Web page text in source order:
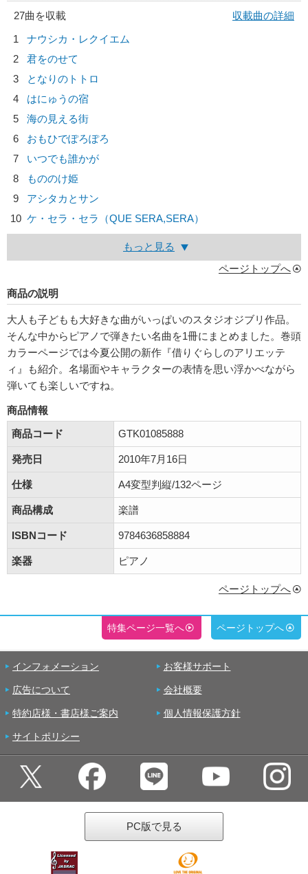
27曲を収載
収載曲の詳細
1
ナウシカ・レクイエム
2
君をのせて
3
となりのトトロ
4
はにゅうの宿
5
海の見える街
6
おもひでぽろぽろ
7
いつでも誰かが
8
もののけ姫
9
アシタカとサン
10 ケ・セラ・セラ（QUE SERA,SERA）
もっと見る
ページトップへ
商品の説明
大人も子どもも大好きな曲がいっぱいのスタジオジブリ作品。
そんな中からピアノで弾きたい名曲を1冊にまとめました。巻頭
カラーページでは今夏公開の新作『借りぐらしのアリエッテ
ィ』も紹介。名場面やキャラクターの表情を思い浮かべながら
弾いても楽しいですね。
商品情報
商品コード
GTK01085888
発売日 2010年7月16日
仕様 A4変型判縦/132ページ
商品構成 楽譜
ISBNコード 9784636858884
楽器 ピアノ
ページトップへ
特集ページ一覧へ ページトップへ
インフォメーション お客様サポート
広告について 会社概要
特約店様・書店様ご案内 個人情報保護方針
サイトポリシー
PC版で見る